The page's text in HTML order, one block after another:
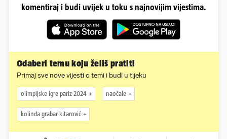
komentiraj i budi uvijek u toku s najnovijim vijestima.
Odaberi temu koju želiš pratiti
Primaj sve nove vijesti o temi i budi u tijeku
olimpijske igre pariz 2024 naočale
kolinda grabar kitarović